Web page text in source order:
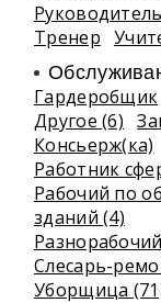
Тренер
Гардеробщик
Другое (6)
Консьерж(ка)
Работник
Рабочий по
зданий (4)
Разнорабочий
Слесарь-
Уборщица